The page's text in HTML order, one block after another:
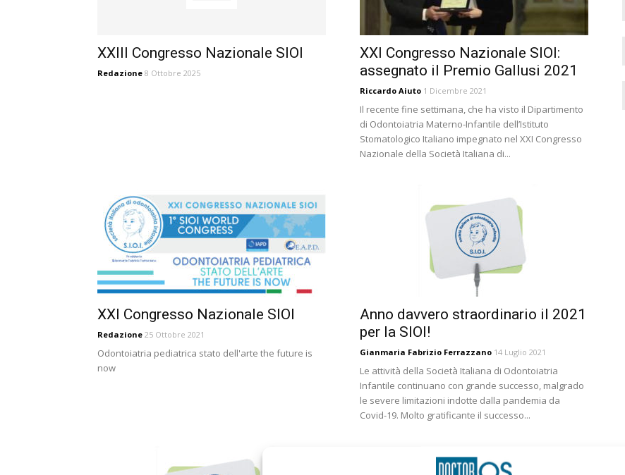
XXIII Congresso Nazionale SIOI
Redazione 8 Ottobre 2025
XXI Congresso Nazionale SIOI:
assegnato il Premio Gallusi 2021
Riccardo Aiuto 1 Dicembre 2021
Il recente fine settimana, che ha visto il Dipartimento
di Odontoiatria Materno-Infantile dell’Istituto
Stomatologico Italiano impegnato nel XXI Congresso
Nazionale della Società Italiana di...
XXI Congresso Nazionale SIOI
Redazione 25 Ottobre 2021
Odontoiatria pediatrica stato dell'arte the future is
now
Anno davvero straordinario il 2021
per la SIOI!
Gianmaria Fabrizio Ferrazzano 14 Luglio 2021
Le attività della Società Italiana di Odontoiatria
Infantile continuano con grande successo, malgrado
le severe limitazioni indotte dalla pandemia da
Covid-19. Molto gratificante il successo...